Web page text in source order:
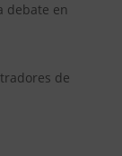
debate en
de